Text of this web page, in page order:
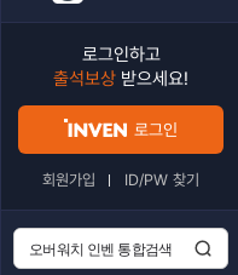
로그인하고
출석보상 받으세요!
로그인
회원가입 ID/PW 찾기